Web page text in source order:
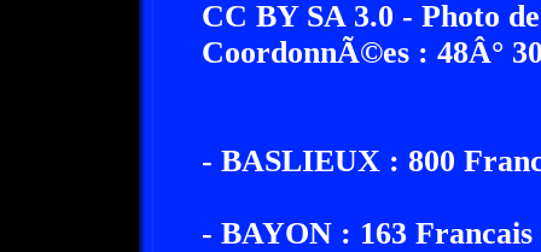
CC BY SA 3.0 - Photo
CoordonnÃ©es : 48Â°
- BASLIEUX : 800
- BAYON : 163 Francais